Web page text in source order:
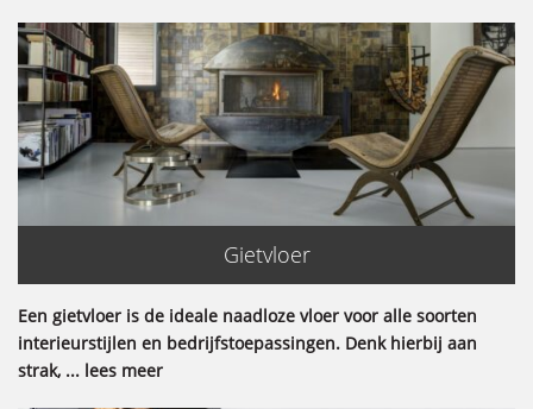
Gietvloer
Een gietvloer is de ideale naadloze vloer voor alle soorten
interieurstijlen en bedrijfstoepassingen. Denk hierbij aan
strak, ... lees meer